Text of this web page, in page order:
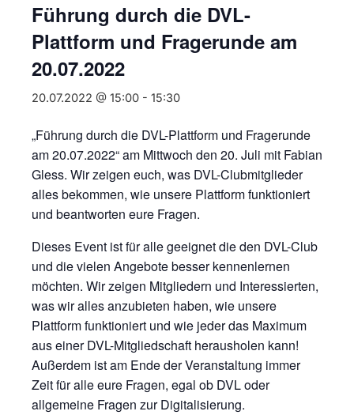
Führung durch die DVL-
Plattform und Fragerunde am
20.07.2022
20.07.2022 @ 15:00 - 15:30
„Führung durch die DVL-Plattform und Fragerunde
am 20.07.2022“ am Mittwoch den 20. Juli mit Fabian
Gless. Wir zeigen euch, was DVL-Clubmitglieder
alles bekommen, wie unsere Plattform funktioniert
und beantworten eure Fragen.
Dieses Event ist für alle geeignet die den DVL-Club
und die vielen Angebote besser kennenlernen
möchten. Wir zeigen Mitgliedern und Interessierten,
was wir alles anzubieten haben, wie unsere
Plattform funktioniert und wie jeder das Maximum
aus einer DVL-Mitgliedschaft herausholen kann!
Außerdem ist am Ende der Veranstaltung immer
Zeit für alle eure Fragen, egal ob DVL oder
allgemeine Fragen zur Digitalisierung.